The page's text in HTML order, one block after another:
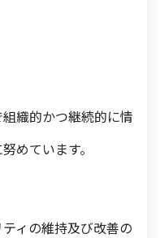
織的かつ継続的に情
めています。
ィの維持及び改善の